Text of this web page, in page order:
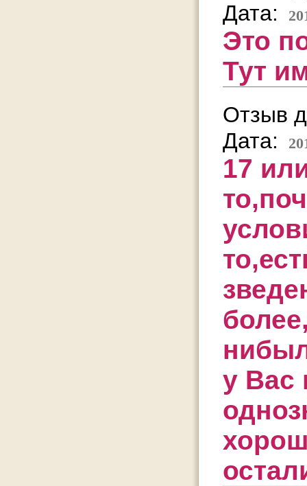
Дата:
Это
Тут
Отзыв
Дата:
17
у Вас